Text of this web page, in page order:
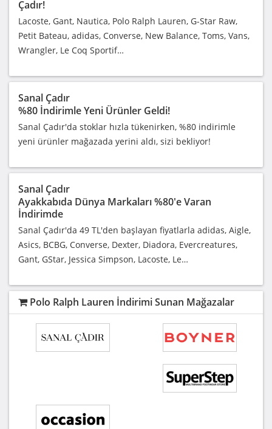
Çadır!
Lacoste, Gant, Nautica, Polo Ralph Lauren, G-Star Raw,
Petit Bateau, adidas, Converse, New Balance, Toms, Vans,
Wrangler, Le Coq Sportif…
Sanal Çadır
%80 İndirimle Yeni Ürünler Geldi!
Sanal Çadır'da stoklar hızla tükenirken, %80 indirimle
yeni ürünler mağazada yerini aldı, sizi bekliyor!
Sanal Çadır
Ayakkabıda Dünya Markaları %80'e Varan
İndirimde
Sanal Çadır'da 49 TL'den başlayan fiyatlarla adidas, Aigle,
Asics, BCBG, Converse, Dexter, Diadora, Evercreatures,
Gant, GStar, Jessica Simpson, Lacoste, Le…
Polo Ralph Lauren İndirimi Sunan Mağazalar